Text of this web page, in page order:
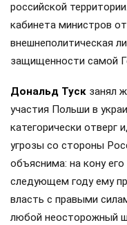
российской
кабинета министров
внешнеполитическая
защищенности самой
Дональд Туск занял
участия Польши в
категорически отверг
угрозы со стороны
объяснима: на кону
следующем году ему
власть с правыми
любой неосторожный